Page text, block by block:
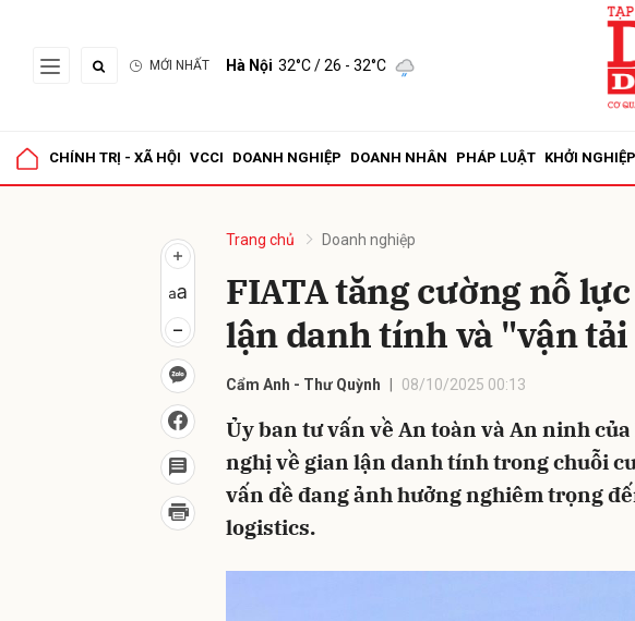
MỚI NHẤT Hà Nội 32°C/ 26 - 32°C
CHÍNH TRỊ - XÃ HỘI VCCI DOANH NGHIỆP DOANH NHÂN PHÁP LUẬT KHỞI NGHIỆP
Trang chủ Doanh nghiệp
FIATA tăng cường nỗ
lận danh tính và "vận
Cẩm Anh - Thư Quỳnh 08/10/2025 00:13
Ủy ban tư vấn về An toàn và An ninh
nghị về gian lận danh tính trong chuỗi
vấn đề đang ảnh hưởng nghiêm trọng
logistics.